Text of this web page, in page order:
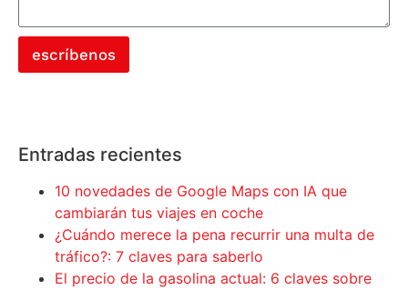
escríbenos
Entradas recientes
10 novedades de Google Maps con IA que
cambiarán tus viajes en coche
¿Cuándo merece la pena recurrir una multa de
tráfico?: 7 claves para saberlo
El precio de la gasolina actual: 6 claves sobre